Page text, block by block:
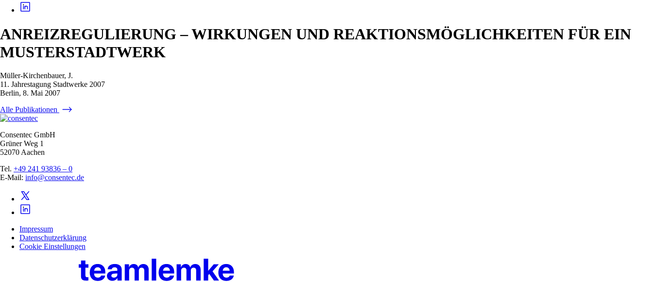
ANREIZREGULIERUNG – WIRKUNGEN UND REAKTIONSMÖGLICHKEITEN FÜR EIN
MUSTERSTADTWERK
Müller-Kirchenbauer, J.
11. Jahrestagung Stadtwerke 2007
Berlin, 8. Mai 2007
Alle Publikationen
Consentec GmbH
Grüner Weg 1
52070 Aachen
Tel. +49 241 93836 – 0
E-Mail: info@consentec.de
Impressum
Datenschutzerklärung
Cookie Einstellungen